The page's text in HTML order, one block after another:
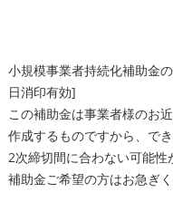
小規模事業者持続化補助金
日消印有効]
この補助金は事業者様のお
作成するものですから、で
2次締切間に合わない可能性
補助金ご希望の方はお急ぎく